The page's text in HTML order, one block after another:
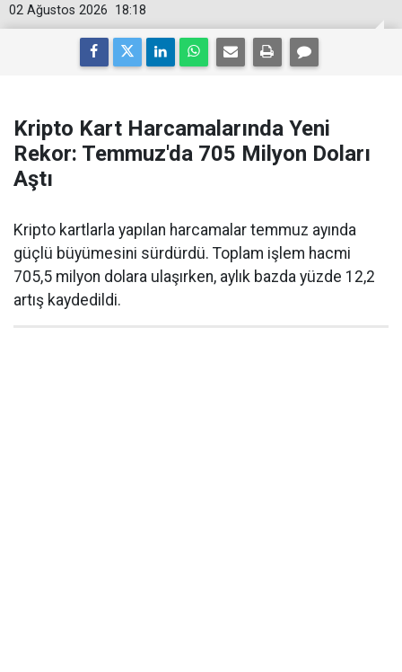
18:18
02 Ağustos 2026
Kripto Kart Harcamalarında Yeni
Rekor: Temmuz'da 705 Milyon Doları
Aştı
Kripto kartlarla yapılan harcamalar temmuz ayında
güçlü büyümesini sürdürdü. Toplam işlem hacmi
705,5 milyon dolara ulaşırken, aylık bazda yüzde 12,2
artış kaydedildi.